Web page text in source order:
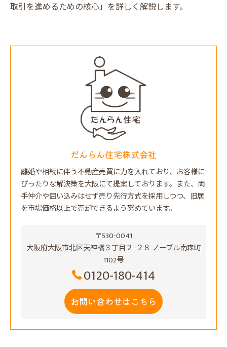
取引を進めるための核心」を詳しく解説します。
だんらん住宅株式会社
離婚や相続に伴う不動産売買に力を入れており、お客様に
ぴったりな解決策を大阪にて提案しております。また、両
手仲介や囲い込みはせず売り先行方式を採用しつつ、旧居
を市場価格以上で売却できるよう努めています。
〒530-0041
大阪府大阪市北区天神橋３丁目２−２８ ノーブル南森町
1102号
0120-180-414
お問い合わせはこちら